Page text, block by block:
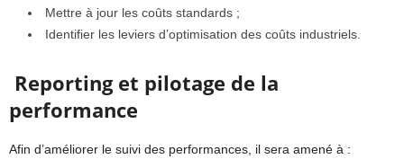
Mettre à jour les coûts standards ;
Identifier les leviers d’optimisation des coûts industriels.
Reporting et pilotage de la
performance
Afin d’améliorer le suivi des performances, il sera amené à :